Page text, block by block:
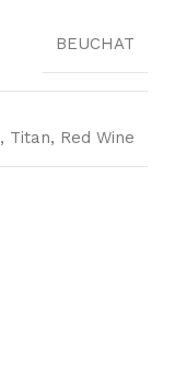
BEUCHAT
Titan, Red Wine